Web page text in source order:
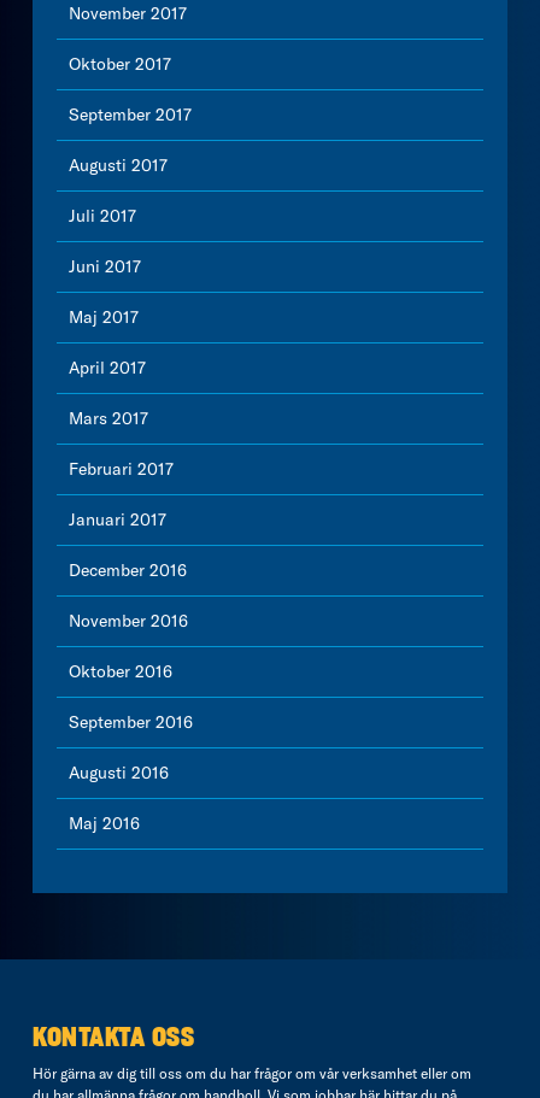
November 2017
Oktober 2017
September 2017
Augusti 2017
Juli 2017
Juni 2017
Maj 2017
April 2017
Mars 2017
Februari 2017
Januari 2017
December 2016
November 2016
Oktober 2016
September 2016
Augusti 2016
Maj 2016
KONTAKTA OSS
Hör gärna av dig till oss om du har frågor om vår verksamhet eller om